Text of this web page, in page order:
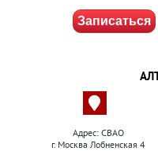
Записаться
Адрес: СВАО
г. Москва Лобненская 4